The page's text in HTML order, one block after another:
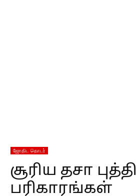
ஜோதிட தொடர்
சூரிய தசா புத்தி
பரிகாரங்கள்